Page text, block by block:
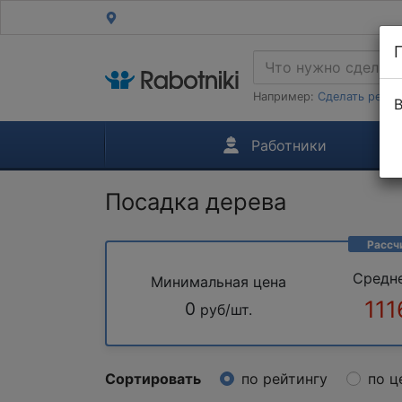
Например: Сделать
Работники
Посадка дерева
Минимальная цена
0 руб/шт.
Сортировать по рейтингу по